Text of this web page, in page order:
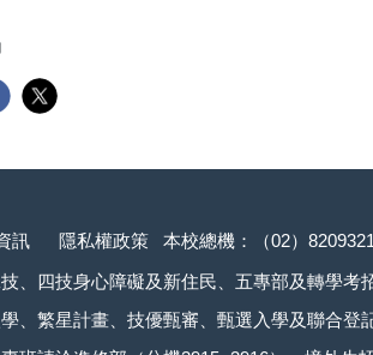
訊 隱私權政策
本校總機：（02）
、四技身心障礙及新住民、五專部及轉學考
、繁星計畫、技優甄審、甄選入學及聯合登